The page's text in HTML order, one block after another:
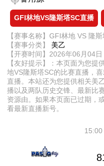
GFI林地VS隆斯塔SC直播
【赛事名称】GFI林地 VS 隆
【赛事分类】 美乙
【开赛时间】2026年06月04
【友好提示】：本页面为您
地VS隆斯塔SC的比赛直播，
直播。本站还为您提供相关美
播以及两队历史交锋、最新比
资源由。如果本页面已过期，
看最新直播新号。
15:00